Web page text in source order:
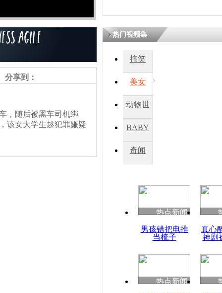
分享到：
，随后被黑车司机绑
该女大学生趁犯罪嫌疑
热门视频集
搞笑
美女
动物世
BABY
秀
奇闻
热点新闻
男孩错把电推
当梳子
真心
神剧
热点新闻